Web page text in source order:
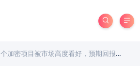
加密项目被市场高度看好，预期回报率或千倍